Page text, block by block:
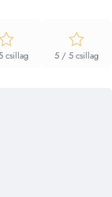
csillag 5 / 5 csillag